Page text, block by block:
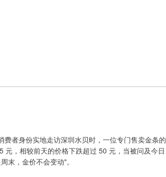
者身份实地走访深圳水贝时，一位专门售卖金条的
，相较前天的价格下跌超过 50 元，当被问及今日
末，金价不会变动"。